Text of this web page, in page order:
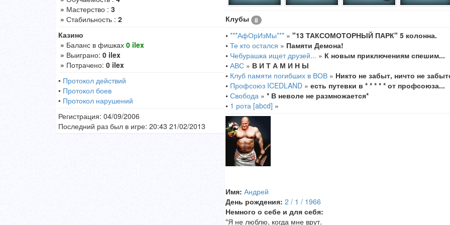
» Мастерство : 3
» Стабильность : 2
Казино
» Баланс в фишках 0 ilex
» Выиграно: 0 ilex
» Потрачено: 0 ilex
• Протокол действий
• Протокол боев
• Протокол нарушений
Регистрация: 04/09/2006
Последний раз был в игре: 20:43 21/02/2013
Клубы 8
• ***АфОрИзМы*** » "13 ТАКСОМОТОРНЫЙ ПАРК" 5 колонна.
• Те кто остался » Памяти Демона!
• Чебурашка ищет друзей... » К новым приключениям спешим...
• АВС » В И Т А М И Н Ы
• Клуб памяти погибших в ВОВ » Никто не забыт, ничто не
• Профсоюз ICEDLAND » есть путевки в * * * * * от профсоюза...
• Свобода » * В неволе не размножается*
• 1 рота [abcd] »
Имя: Андрей
День рождения: 2 / 1 / 1966
Немного о себе и для себя:
"Я не люблю, когда мне врут.